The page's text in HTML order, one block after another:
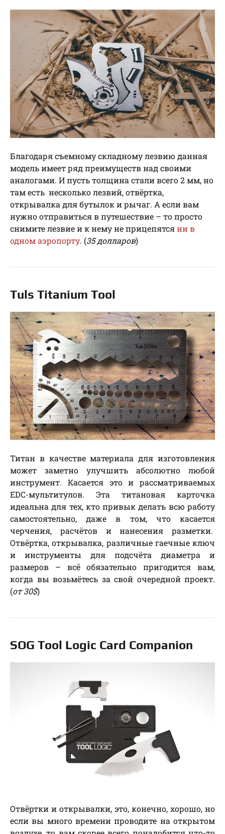
Благодаря съемному складному лезвию данная
модель имеет ряд преимуществ над своими
аналогами. И пусть толщина стали всего 2 мм, но
там есть несколько лезвий, отвёртка,
открывалка для бутылок и рычаг. А если вам
нужно отправиться в путешествие – то просто
снимите лезвие и к нему не прицепятсяни в
одном аэропорту. (35 долларов)
Tuls Titanium Tool
Титан в качестве материала для изготовления
может заметно улучшить абсолютно любой
инструмент. Касается это и рассматриваемых
EDC-мультитулов. Эта титановая карточка
идеальна для тех, кто привык делать всю работу
самостоятельно, даже в том, что касается
черчения, расчётов и нанесения разметки.
Отвёртка, открывалка, различные гаечные ключ
и инструменты для подсчёта диаметра и
размеров – всё обязательно пригодится вам,
когда вы возьмётесь за свой очередной проект.
(от 30$)
SOG Tool Logic Card Companion
Отвёртки и открывалки, это, конечно, хорошо, но
если вы много времени проводите на открытом